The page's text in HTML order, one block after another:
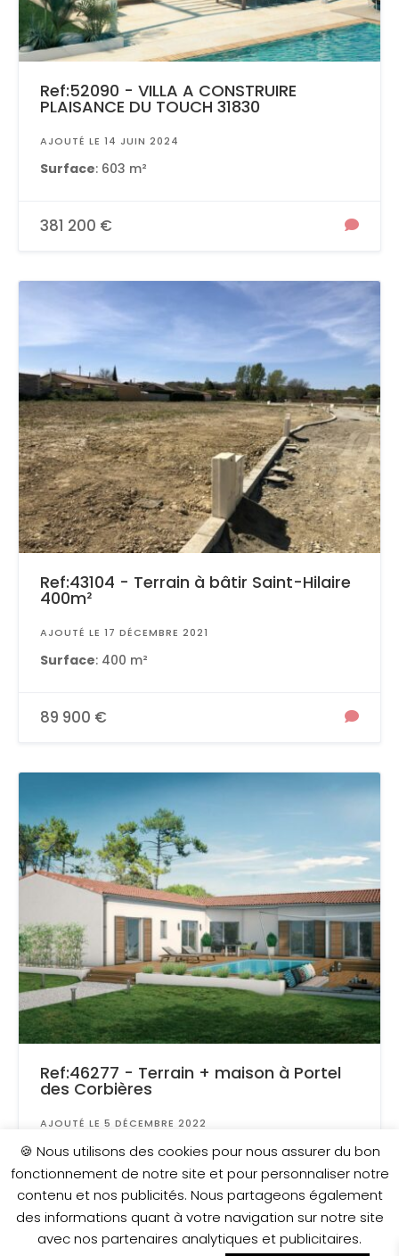
Ref:52090 - VILLA A CONSTRUIRE
PLAISANCE DU TOUCH 31830
AJOUTÉ LE 14 JUIN 2024
Surface: 603 m²
381 200 €
Ref:43104 - Terrain à bâtir Saint-Hilaire
400m²
AJOUTÉ LE 17 DÉCEMBRE 2021
Surface: 400 m²
89 900 €
Ref:46277 - Terrain + maison à Portel
des Corbières
AJOUTÉ LE 5 DÉCEMBRE 2022
Surface: 507 m²
275 000 €
🍪 Nous utilisons des cookies pour nous assurer du bon
fonctionnement de notre site et pour personnaliser notre
contenu et nos publicités. Nous partageons également
des informations quant à votre navigation sur notre site
avec nos partenaires analytiques et publicitaires.